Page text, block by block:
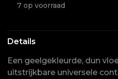
7 op voorraad
Details
Een geelgekleurde, dun
uitstrijkbare universele